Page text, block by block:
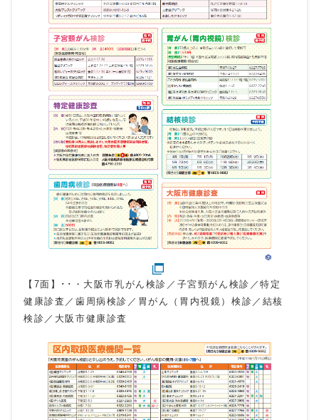
【7面】･･・大阪市乳がん検診／子宮頸がん検診／特定
健康診査／歯周病検診／胃がん（胃内視鏡）検診／結核
検診／大阪市健康診査